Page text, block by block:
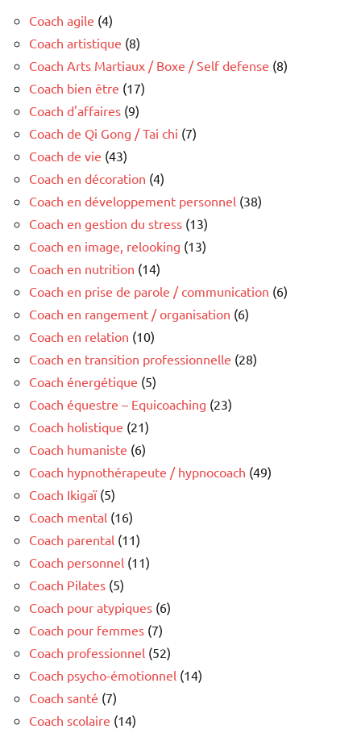
Coach agile (4)
Coach artistique (8)
Coach Arts Martiaux / Boxe / Self defense (8)
Coach bien être (17)
Coach d'affaires (9)
Coach de Qi Gong / Tai chi (7)
Coach de vie (43)
Coach en décoration (4)
Coach en développement personnel (38)
Coach en gestion du stress (13)
Coach en image, relooking (13)
Coach en nutrition (14)
Coach en prise de parole / communication (6)
Coach en rangement / organisation (6)
Coach en relation (10)
Coach en transition professionnelle (28)
Coach énergétique (5)
Coach équestre – Equicoaching (23)
Coach holistique (21)
Coach humaniste (6)
Coach hypnothérapeute / hypnocoach (49)
Coach Ikigaï(5)
Coach mental (16)
Coach parental (11)
Coach personnel (11)
Coach Pilates (5)
Coach pour atypiques (6)
Coach pour femmes (7)
Coach professionnel (52)
Coach psycho-émotionnel (14)
Coach santé (7)
Coach scolaire (14)